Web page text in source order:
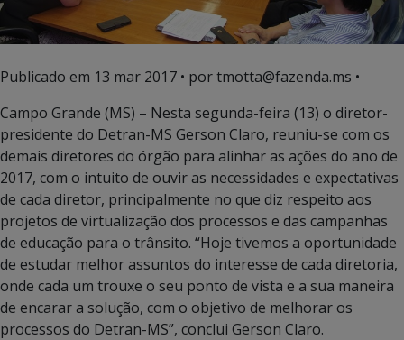
Publicado em 13 mar 2017 • por tmotta@fazenda.ms •
Campo Grande (MS) – Nesta segunda-feira (13) o diretor-
presidente do Detran-MS Gerson Claro, reuniu-se com os
demais diretores do órgão para alinhar as ações do ano de
2017, com o intuito de ouvir as necessidades e expectativas
de cada diretor, principalmente no que diz respeito aos
projetos de virtualização dos processos e das campanhas
de educação para o trânsito. “Hoje tivemos a oportunidade
de estudar melhor assuntos do interesse de cada diretoria,
onde cada um trouxe o seu ponto de vista e a sua maneira
de encarar a solução, com o objetivo de melhorar os
processos do Detran-MS”, conclui Gerson Claro.